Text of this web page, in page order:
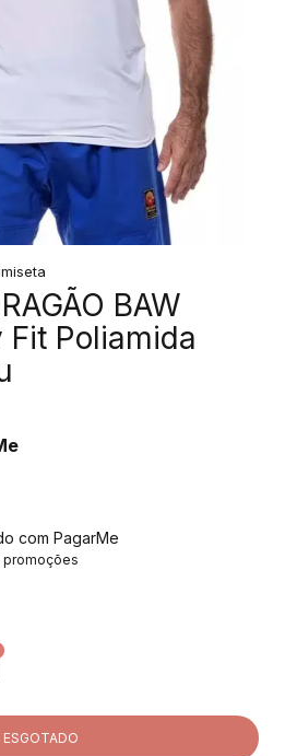
BAW
Fit Poliamida
com PagarMe
promoções